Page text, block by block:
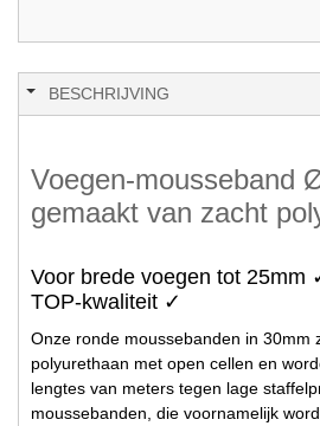
BESCHRIJVING
Voegen-mousseband
gemaakt van zacht
Voor brede voegen tot 25mm
TOP-kwaliteit ✓
Onze ronde moussebanden in 30mm
polyurethaan met open cellen en
lengtes van meters tegen lage
moussebanden, die voornamelijk